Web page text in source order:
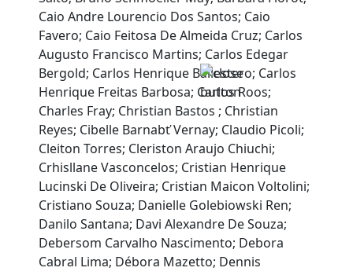
Caio Andre Lourencio Dos Santos; Caio
Favero; Caio Feitosa De Almeida Cruz; Carlos
Augusto Francisco Martins; Carlos Edegar
Bergold; Carlos Henrique Ballestero; Carlos
Henrique Freitas Barbosa; Carlos Roos;
Charles Fray; Christian Bastos ; Christian
Reyes; Cibelle Barnabť Vernay; Claudio Picoli;
Cleiton Torres; Cleriston Araujo Chiuchi;
Crhisllane Vasconcelos; Cristian Henrique
Lucinski De Oliveira; Cristian Maicon Voltolini;
Cristiano Souza; Danielle Golebiowski Ren;
Danilo Santana; Davi Alexandre De Souza;
Debersom Carvalho Nascimento; Debora
Cabral Lima; Débora Mazetto; Dennis